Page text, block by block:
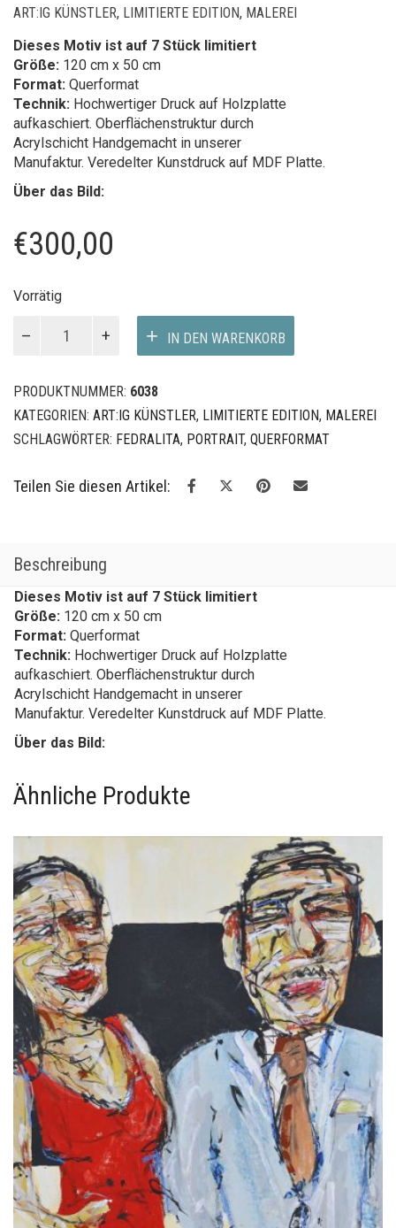
ART:IG KÜNSTLER, LIMITIERTE EDITION, MALEREI
Dieses Motiv ist auf 7 Stück limitiert
Größe: 120 cm x 50 cm
Format: Querformat
Technik: Hochwertiger Druck auf Holzplatte
aufkaschiert. Oberflächenstruktur durch
Acrylschicht Handgemacht in unserer
Manufaktur. Veredelter Kunstdruck auf MDF Platte.
Über das Bild:
€300,00
Vorrätig
IMPOSSIBLE
IN DEN WARENKORB
PRODUKTNUMMER: 6038
KATEGORIEN: ART:IG KÜNSTLER, LIMITIERTE EDITION, MALEREI
SCHLAGWÖRTER: FEDRALITA, PORTRAIT, QUERFORMAT
Teilen Sie diesen Artikel:
Beschreibung
Dieses Motiv ist auf 7 Stück limitiert
Größe: 120 cm x 50 cm
Format: Querformat
Technik: Hochwertiger Druck auf Holzplatte
aufkaschiert. Oberflächenstruktur durch
Acrylschicht Handgemacht in unserer
Manufaktur. Veredelter Kunstdruck auf MDF Platte.
Über das Bild:
Ähnliche Produkte